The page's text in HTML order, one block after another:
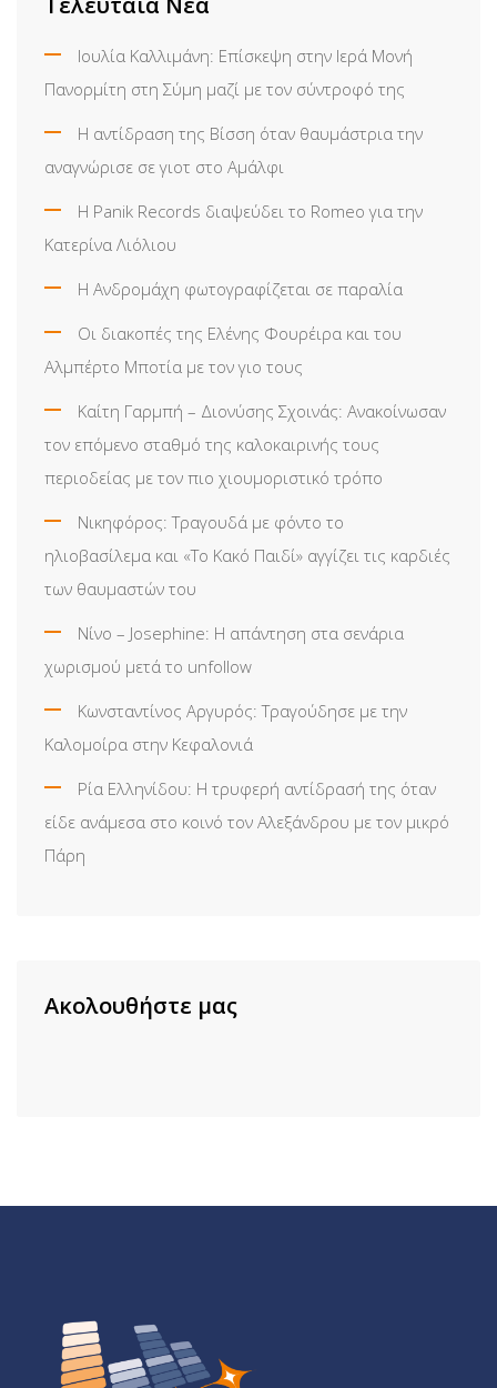
Ιουλία Καλλιμάνη: Επίσκεψη στην Ιερά Μονή
Πανορμίτη στη Σύμη μαζί με τον σύντροφό της
Η αντίδραση της Βίσση όταν θαυμάστρια την
αναγνώρισε σε γιοτ στο Αμάλφι
Η Panik Records διαψεύδει το Romeo για την
Κατερίνα Λιόλιου
Η Ανδρομάχη φωτογραφίζεται σε παραλία
Οι διακοπές της Ελένης Φουρέιρα και του
Αλμπέρτο Μποτία με τον γιο τους
Καίτη Γαρμπή – Διονύσης Σχοινάς: Ανακοίνωσαν
τον επόμενο σταθμό της καλοκαιρινής τους
περιοδείας με τον πιο χιουμοριστικό τρόπο
Νικηφόρος: Τραγουδά με φόντο το
ηλιοβασίλεμα και «Το Κακό Παιδί» αγγίζει τις καρδιές
των θαυμαστών του
Νίνο – Josephine: Η απάντηση στα σενάρια
χωρισμού μετά το unfollow
Κωνσταντίνος Αργυρός: Τραγούδησε με την
Καλομοίρα στην Κεφαλονιά
Ρία Ελληνίδου: H τρυφερή αντίδρασή της όταν
είδε ανάμεσα στο κοινό τον Αλεξάνδρου με τον μικρό
Πάρη
Ακολουθήστε μας